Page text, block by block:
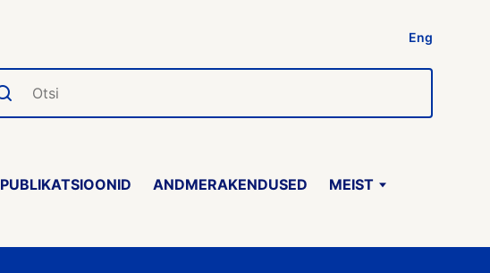
Eng
PUBLIKATSIOONID ANDMERAKENDUSED MEIST